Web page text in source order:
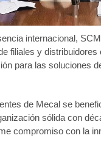
internacional,
filiales y distribuidores
para las soluciones
de Mecal se
sólida con
compromiso con la